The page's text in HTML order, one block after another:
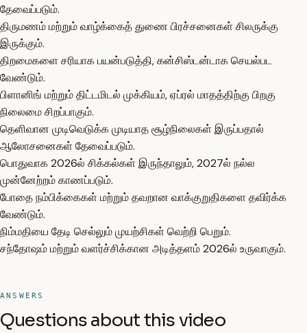
தேவைப்படும்.
திருமணம் மற்றும் வாழ்க்கைத் துணை பிரச்சனைகள் சிலருக்கு
இருக்கும்.
திறமைகளை சரியாக பயன்படுத்தி, கன்சிஸ்டன்டாக செயல்பட
வேண்டும்.
பிளானிங் மற்றும் திட்டமிடல் முக்கியம், ஏப்ரல் மாதத்திற்கு பிறகு
நிலைமை சிறப்பாகும்.
தெளிவான முடிவெடுக்க முடியாத சூழ்நிலைகள் இருப்பதால்
ஆலோசனைகள் தேவைப்படும்.
பொதுவாக 2026ல் சிக்கல்கள் இருந்தாலும், 2027ல் நல்ல
முன்னேற்றம் காணப்படும்.
போதை நம்பிக்கைகள் மற்றும் தவறான வாக்குறுதிகளை தவிர்க்க
வேண்டும்.
நிம்மதியை தேடி செல்லும் முயற்சிகள் வெற்றி பெறும்.
சந்தோஷம் மற்றும் வளர்ச்சிக்கான அடித்தளம் 2026ல் உருவாகும்.
ANSWERS
Questions about this video